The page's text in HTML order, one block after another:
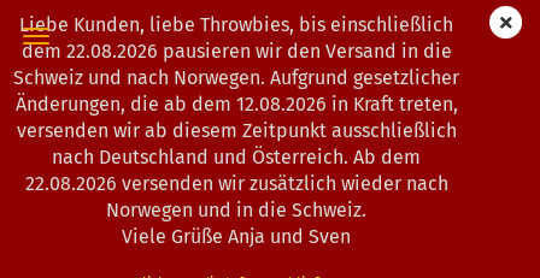
Liebe Kunden, liebe Throwbies, bis einschließlich
dem 22.08.2026 pausieren wir den Versand in die
Schweiz und nach Norwegen. Aufgrund gesetzlicher
Änderungen, die ab dem 12.08.2026 in Kraft treten,
versenden wir ab diesem Zeitpunkt ausschließlich
nach Deutschland und Österreich. Ab dem
22.08.2026 versenden wir zusätzlich wieder nach
Norwegen und in die Schweiz.
Viele Grüße Anja und Sven
« Erster « zurück weiter »
Letzter »
Artikel in dieser Kategorie
Latitude 64° | Diamond | Opto | Orbit
0203250)